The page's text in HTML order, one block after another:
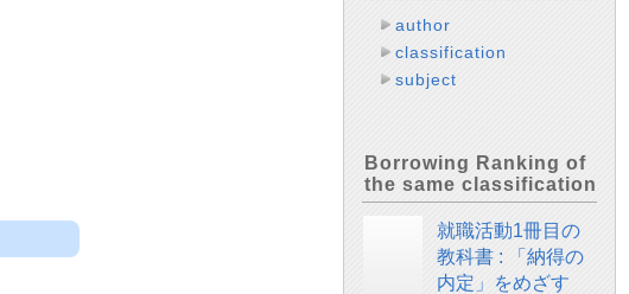
author
classification
subject
Borrowing Ranking of
the same classification
就職活動1冊目の
教科書 : 「納得の
内定」をめざす